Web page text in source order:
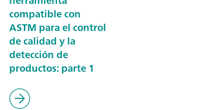
compatible con
ASTM para el control
de calidad y la
detección de
productos: parte 1